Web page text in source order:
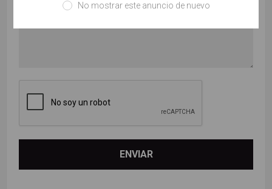
No mostrar este anuncio de nuevo